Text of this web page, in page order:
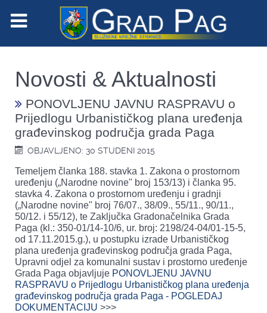
Novosti & Aktualnosti
PONOVLJENU JAVNU RASPRAVU o
Prijedlogu Urbanističkog plana uređenja
građevinskog područja grada Paga
OBJAVLJENO: 30 STUDENI 2015
Temeljem članka 188. stavka 1. Zakona o prostornom
uređenju („Narodne novine" broj 153/13) i članka 95.
stavka 4. Zakona o prostornom uređenju i gradnji
(„Narodne novine" broj 76/07., 38/09., 55/11., 90/11.,
50/12. i 55/12), te Zaključka Gradonačelnika Grada
Paga (kl.: 350-01/14-10/6, ur. broj: 2198/24-04/01-15-5,
od 17.11.2015.g.), u postupku izrade Urbanističkog
plana uređenja građevinskog područja grada Paga,
Upravni odjel za komunalni sustav i prostorno uređenje
Grada Paga objavljuje PONOVLJENU JAVNU
RASPRAVU o Prijedlogu Urbanističkog plana uređenja
građevinskog područja grada Paga - POGLEDAJ
DOKUMENTACIJU >>>